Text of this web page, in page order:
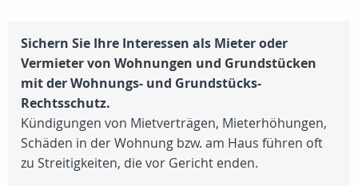
Sichern Sie Ihre Interessen als Mieter oder
Vermieter von Wohnungen und Grundstücken
mit der Wohnungs- und Grundstücks-
Rechtsschutz.
Kündigungen von Mietverträgen, Mieterhöhungen,
Schäden in der Wohnung bzw. am Haus führen oft
zu Streitigkeiten, die vor Gericht enden.